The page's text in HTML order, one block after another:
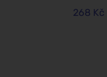
268 Kč